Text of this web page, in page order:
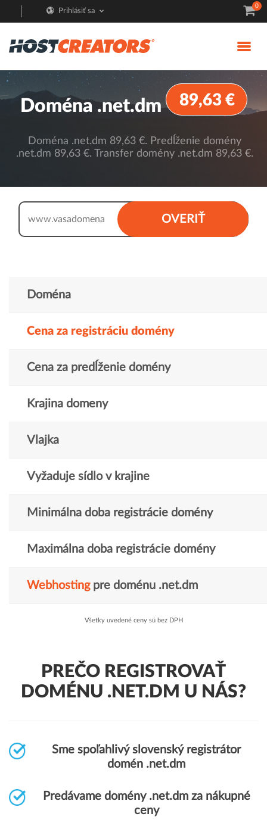
Prihlásiť sa
0
Doména .net.dm 89,63 €
Doména .net.dm 89,63 €. Predĺženie domény
.net.dm 89,63 €. Transfer domény .net.dm 89,63 €.
OVERIŤ
www.
Doména
Cena za registráciu domény
Cena za predĺženie domény
Krajina domeny
Vlajka
Vyžaduje sídlo v krajine
Minimálna doba registrácie domény
Maximálna doba registrácie domény
Webhostingpre doménu .net.dm
Všetky uvedené ceny sú bez DPH
PREČO REGISTROVAŤ
DOMÉNU .NET.DM U NÁS?
Sme spoľahlivý slovenský registrátor
domén .net.dm
Predávame domény .net.dm za nákupné
ceny